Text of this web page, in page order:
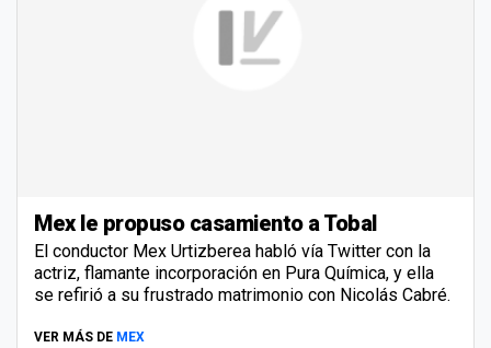
Mex le propuso casamiento a Tobal
El conductor Mex Urtizberea habló vía Twitter con la
actriz, flamante incorporación en Pura Química, y ella
se refirió a su frustrado matrimonio con Nicolás Cabré.
VER MÁS DE MEX